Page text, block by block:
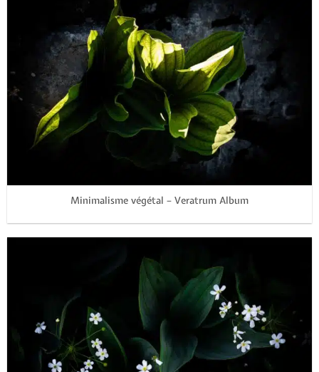
Minimalisme végétal – Veratrum Album